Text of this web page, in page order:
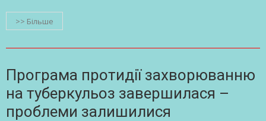
>> Більше
Програма протидії захворюванню
на туберкульоз завершилася –
проблеми залишилися